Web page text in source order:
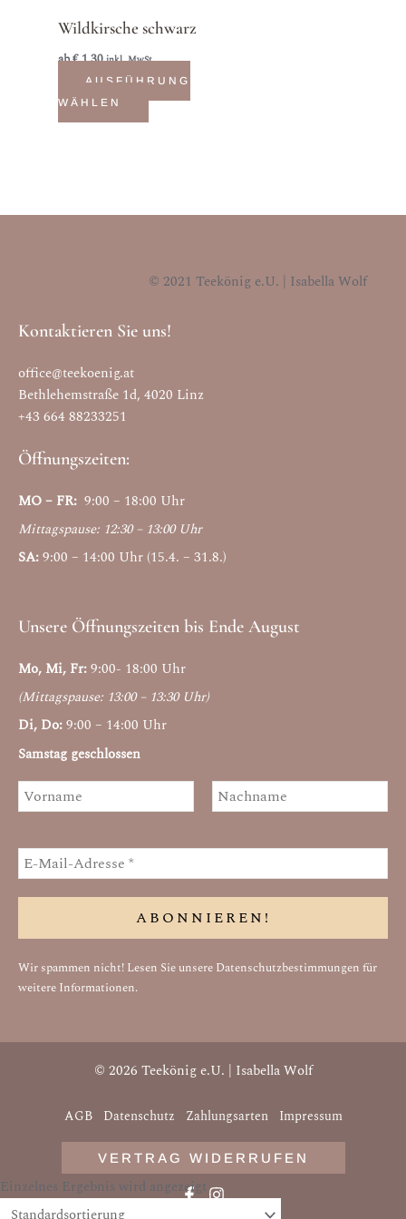
Einzelnes Ergebnis wird angezeigt
Wildkirsche schwarz
ab€1,30inkl. MwSt.
AUSFÜHRUNG
WÄHLEN
können
auf
der
Produktseite
gewählt
© 2021 Teekönig e.U. | Isabella Wolf
Kontaktieren Sie uns!
office@teekoenig.at
Bethlehemstraße 1d, 4020 Linz
+43 664 88233251
Öffnungszeiten:
MO – FR: 9:00 – 18:00 Uhr
Mittagspause: 12:30 – 13:00 Uhr
SA:9:00 – 14:00 Uhr (15.4. – 31.8.)
Unsere Öffnungszeiten bis Ende August
Mo, Mi, Fr:9:00- 18:00 Uhr
(Mittagspause: 13:00 – 13:30 Uhr)
Di, Do:9:00 – 14:00 Uhr
Samstag geschlossen
Wir spammen nicht! Lesen Sie unsere Datenschutzbestimmungen für
weitere Informationen.
© 2026 Teekönig e.U. | Isabella Wolf
AGB Datenschutz Zahlungsarten Impressum
VERTRAG WIDERRUFEN